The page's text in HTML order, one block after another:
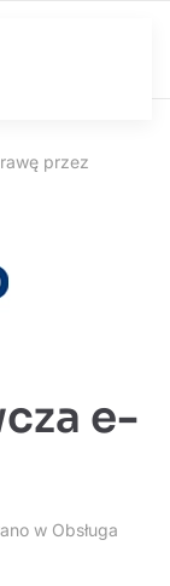
przez
e-
w Obsługa